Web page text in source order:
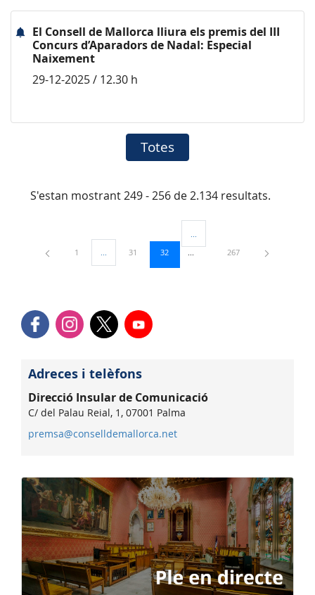
El Consell de Mallorca lliura els premis del III
Concurs d’Aparadors de Nadal: Especial
Naixement
29-12-2025 / 12.30 h
Totes
S'estan mostrant 249 - 256 de 2.134 resultats.
Pàgina
1 ...Pàgines intermèdies Utilitzeu TAB per navegar.
Pàgina
31 Pàgina
32
Pàgines intermèdies Utilitzeu
Pàgina
267
Adreces i telèfons
Direcció Insular de Comunicació
C/ del Palau Reial, 1, 07001 Palma
premsa@conselldemallorca.net